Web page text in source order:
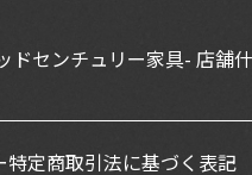
ドセンチュリー家具- 店舗
特定商取引法に基づく表記